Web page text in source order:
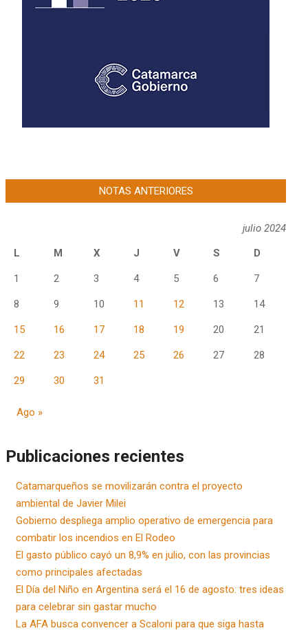
NOTAS ANTERIORES
julio 2024
L
M X J V S D
1 2 3 4 5 6 7
8 9 10 11 12 13 14
15 16 17 18 19 20 21
22 23 24 25 26 27 28
29 30 31
Ago »
Publicaciones recientes
Catamarqueños se movilizarán contra el proyecto
ambiental de Javier Milei
Gobierno despliega amplio operativo de emergencia para
combatir los incendios en El Rodeo
El gasto público cayó un 8,9% en julio, con las provincias
como principales afectadas
El Día del Niño en Argentina será el 16 de agosto: tres ideas
para celebrar sin gastar mucho
La AFA busca convencer a Scaloni para que siga hasta